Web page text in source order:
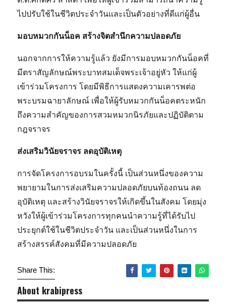
ไปปรับใช้ในชีวิตประจำวันและเป็นตัวอย่างที่ดีแก่ผู้อื่น
มอบหมวกกันน็อค สร้างจิตสำนึกความปลอดภัย
นอกจากการให้ความรู้แล้ว ยังมีการมอบหมวกกันน็อคที่
มีตราสัญลักษณ์พระบาทสมเด็จพระเจ้าอยู่หัว ให้แก่ผู้
เข้าร่วมโครงการ โดยมีพิธีการแสดงความเคารพต่อ
พระบรมฉายาลักษณ์ เพื่อให้ผู้รับหมวกกันน็อคตระหนัก
ถึงความสำคัญของการสวมหมวกนิรภัยและปฏิบัติตาม
กฎจราจร
ส่งเสริมวินัยจราจร ลดอุบัติเหตุ
การจัดโครงการอบรมในครั้งนี้ เป็นส่วนหนึ่งของความ
พยายามในการส่งเสริมความปลอดภัยบนท้องถนน ลด
อุบัติเหตุ และสร้างวินัยจราจรให้เกิดขึ้นในสังคม โดยมุ่ง
หวังให้ผู้เข้าร่วมโครงการทุกคนนำความรู้ที่ได้รับไป
ประยุกต์ใช้ในชีวิตประจำวัน และเป็นส่วนหนึ่งในการ
สร้างสรรค์สังคมที่มีความปลอดภัย
Share This:
About krabipress